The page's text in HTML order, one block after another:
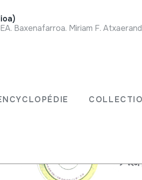
Baxenafarroa. Miriam F.